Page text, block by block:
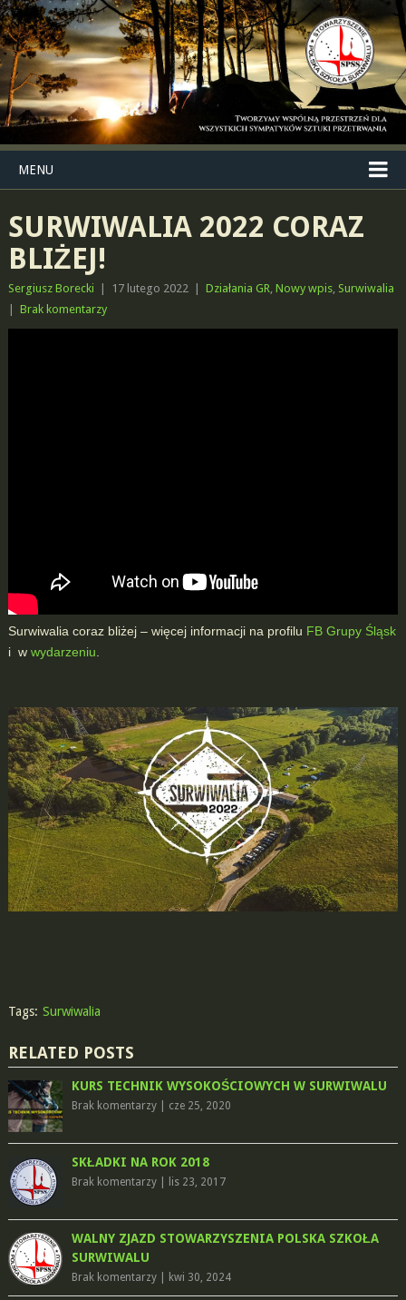
MENU
SURWIWALIA 2022 CORAZ
BLIŻEJ!
Sergiusz Borecki 17 lutego 2022 Działania GR, Nowy wpis, Surwiwalia
Brak komentarzy
Surwiwalia coraz bliżej – więcej informacji na profilu FB Grupy Śląsk
i w wydarzeniu
Tags: Surwiwalia
RELATED POSTS
KURS TECHNIK WYSOKOŚCIOWYCH W SURWIWALU
Brak komentarzy| cze 25, 2020
SKŁADKI NA ROK 2018
Brak komentarzy| lis 23, 2017
WALNY ZJAZD STOWARZYSZENIA POLSKA SZKOŁA
SURWIWALU
Brak komentarzy| kwi 30, 2024